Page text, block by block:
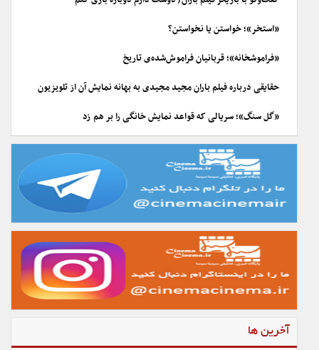
«استخر»؛ خواستن یا نخواستن؟
«فراموشخانه»؛ قربانیان فراموش‌شده‌ی تاریخ
حقایقی درباره فیلم باران مجید مجیدی به بهانه نمایش آن از تلویزیون
«گل سنگ»؛ سریالی که قواعد نمایش خانگی را بر هم زد
آخرین ها